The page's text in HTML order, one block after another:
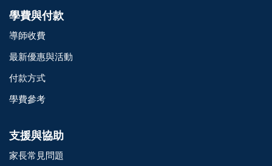
學費與付款
導師收費
最新優惠與活動
付款方式
學費參考
支援與協助
家長常見問題